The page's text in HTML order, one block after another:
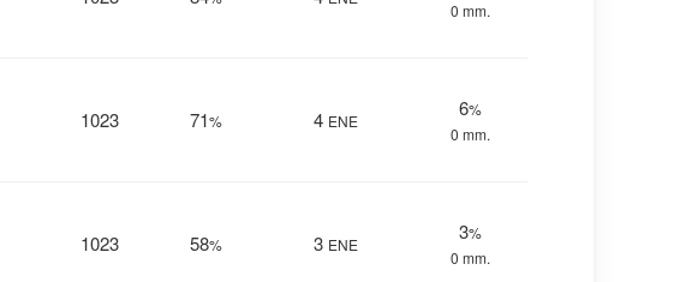
0 mm.
1023 71% 4 ENE
6%
0 mm.
1023 58% 3 ENE
3%
0 mm.